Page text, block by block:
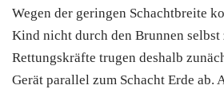
Wegen der geringen Schachtbreite
Kind nicht durch den Brunnen
Rettungskräfte trugen deshalb
Gerät parallel zum Schacht Erde ab.